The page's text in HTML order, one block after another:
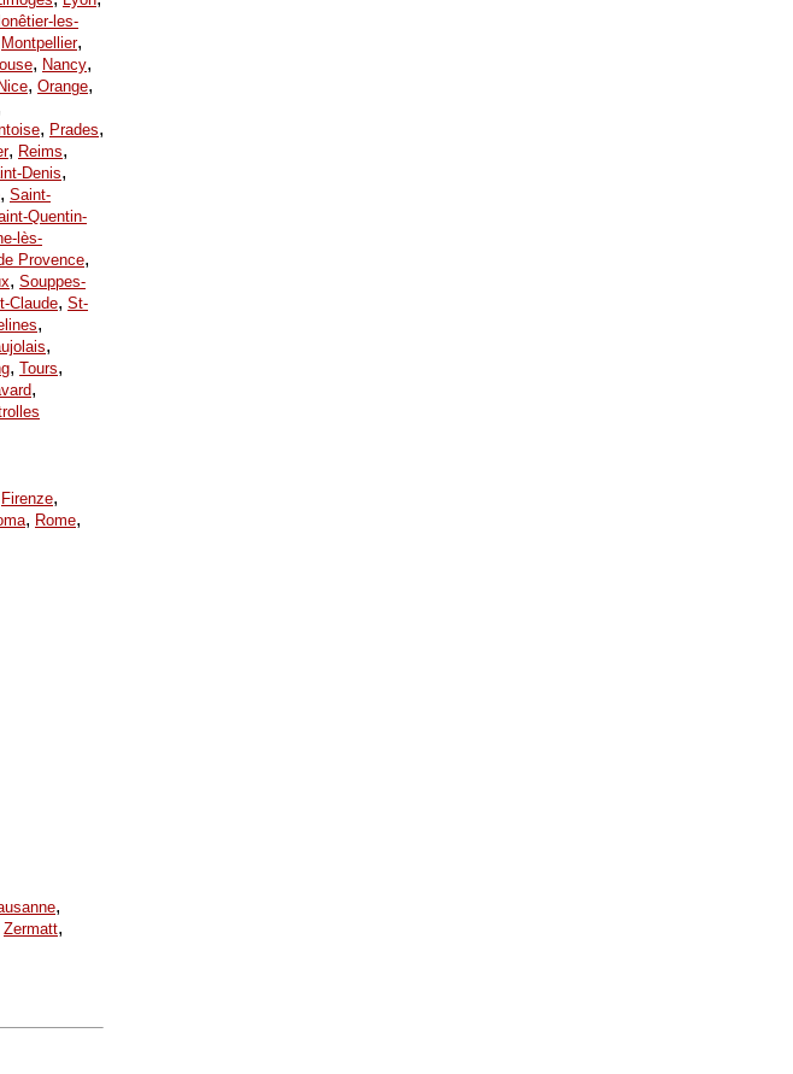
les-
Montpellier,
, Nancy,
Nice, Orange,
, Prades,
, Reims,
Denis,
, Saint-
Quentin-
lès-
Provence,
, Souppes-
Claude, St-
,
,
, Tours,
,
Firenze,
, Rome,
,
Zermatt,